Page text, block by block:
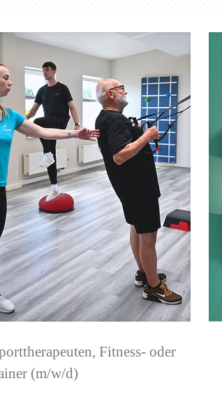
Fitness- oder
(m/w/d)